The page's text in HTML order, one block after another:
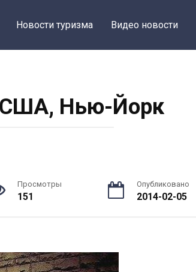
Новости туризма Видео новости
США, Нью-Йорк
Просмотры
151
Опубликовано
2014-02-05